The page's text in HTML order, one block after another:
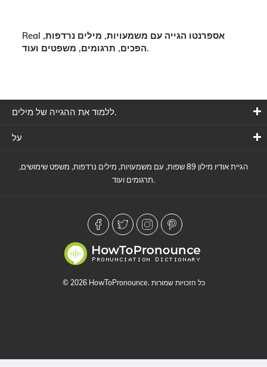
Real אספרנטו הגייה עם משמעויות, מילים נרדפות,
הפכים, תרגומים, משפטים ועוד.
ללמוד את ההגייה של מילים.
על
הגיית אודיו מילון 89 שפות, עם משמעויות, מילים נרדפות, משפט שימושים,
תרגומים ועוד.
© 2026 HowToPronounce. כל הזכויות שמורות